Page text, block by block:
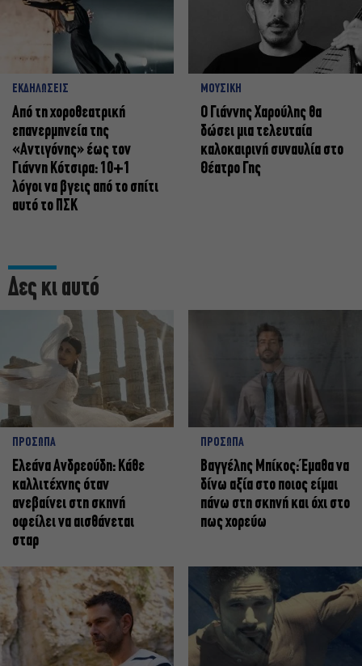
ΕΚΔΗΛΩΣΕΙΣ
Από τη χοροθεατρική
επανερμηνεία της
«Αντιγόνης» έως τον
Γιάννη Κότσιρα: 10+1
λόγοι να βγεις από το σπίτι
αυτό το ΠΣΚ
ΜΟΥΣΙΚΗ
Ο Γιάννης Χαρούλης θα
δώσει μια τελευταία
καλοκαιρινή συναυλία στο
Θέατρο Γης
Δες κι αυτό
ΠΡΟΣΩΠΑ
Ελεάνα Ανδρεούδη: Κάθε
καλλιτέχνης όταν
ανεβαίνει στη σκηνή
οφείλει να αισθάνεται
σταρ
ΠΡΟΣΩΠΑ
Βαγγέλης Μπίκος: Έμαθα να
δίνω αξία στο ποιος είμαι
πάνω στη σκηνή και όχι στο
πως χορεύω